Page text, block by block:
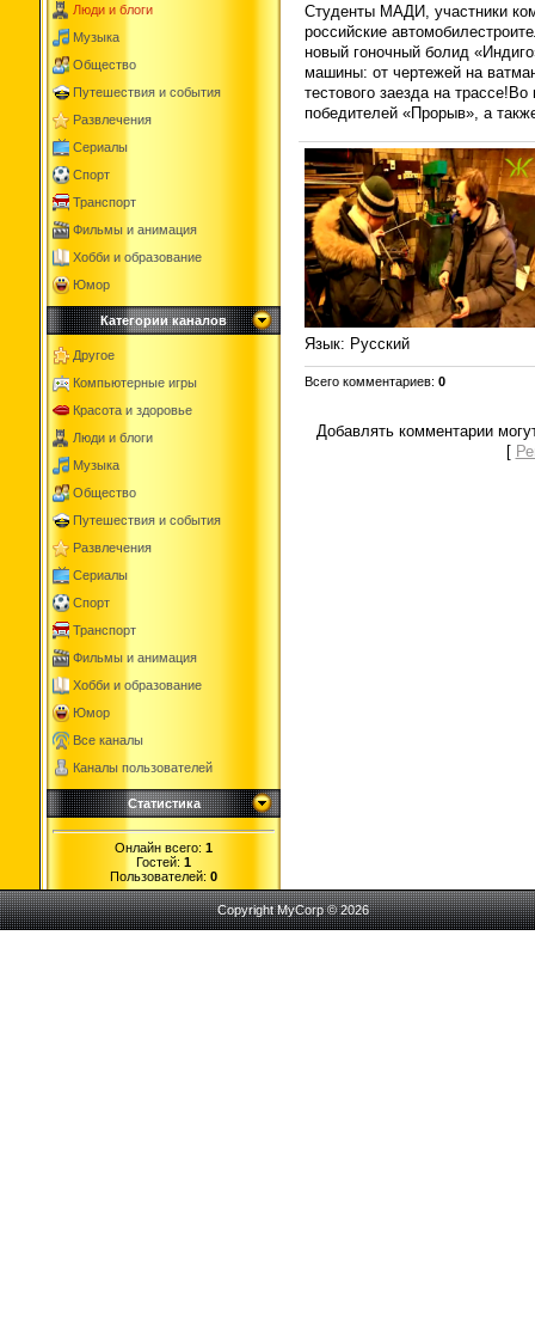
Люди и блоги
Музыка
Общество
Путешествия и события
Развлечения
Сериалы
Спорт
Транспорт
Фильмы и анимация
Хобби и образование
Юмор
Категории каналов
Другое
Компьютерные игры
Красота и здоровье
Люди и блоги
Музыка
Общество
Путешествия и события
Развлечения
Сериалы
Спорт
Транспорт
Фильмы и анимация
Хобби и образование
Юмор
Все каналы
Каналы пользователей
Статистика
Онлайн всего: 1
Гостей: 1
Пользователей: 0
Студенты МАДИ, участники
российские
новый гоночный болид
машины: от чертежей на
тестового заезда на
победителей «Прорыв», а
Язык: Русский
Всего комментариев: 0
Добавлять комментарии
[
Copyright MyCorp © 2026